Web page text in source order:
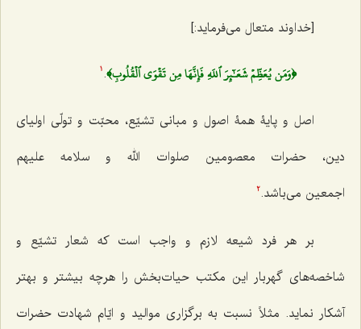
[خداوند متعال می‌فرماید:]
﴿وَمَن يُعَظِّمۡ شَعَـٰٓئِرَ ٱللَهِ فَإِنَّهَا مِن تَقۡوَى ٱلۡقُلُوبِ﴾.
1
اصل و پایۀ همۀ اصول و مبانی تشیّع، محبّت و تولّی اولیای
دین، حضرات معصومین صلوات الله و سلامه علیهم
اجمعین می‌باشد.2
بر هر فرد شیعه لازم و واجب است که شعار تشیّع و
شاخصه‌های گهربار این مکتب حیات‌بخش را هرچه بیشتر و بهتر
آشکار نماید. مثلاً نسبت به برگزاری موالید و ایّام شهادت حضرات